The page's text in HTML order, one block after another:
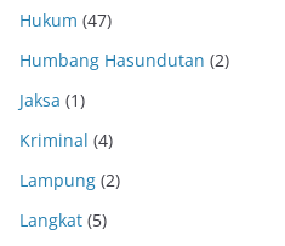
Hukum (47)
Humbang Hasundutan (2)
Jaksa (1)
Kriminal (4)
Lampung (2)
Langkat (5)